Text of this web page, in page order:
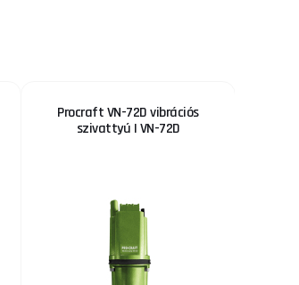
Procraft VN-72D vibrációs
szivattyú | VN-72D